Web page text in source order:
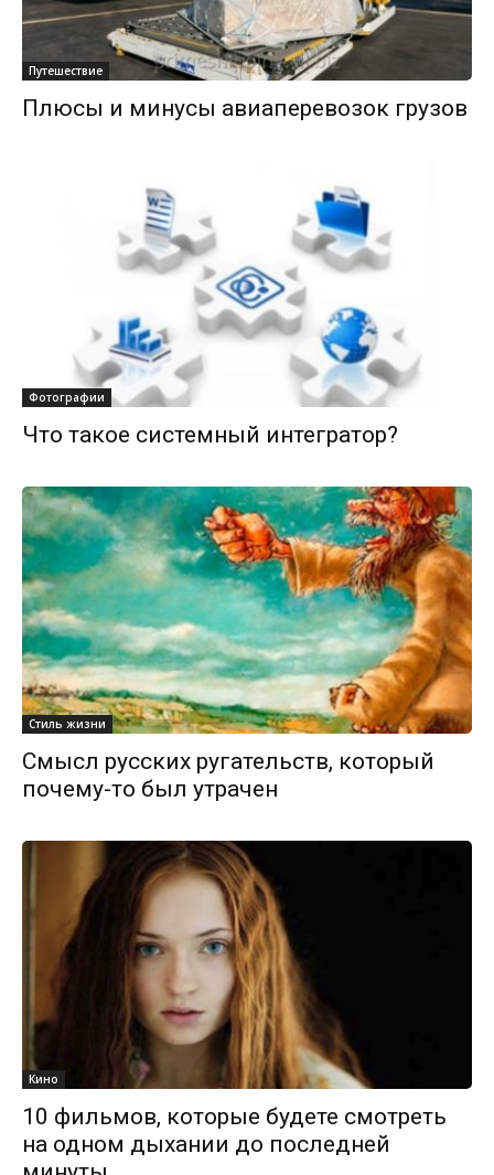
Путешествие
Плюсы и минусы авиаперевозок грузов
Фотографии
Что такое системный интегратор?
Стиль жизни
Смысл русских ругательств, который
почему-то был утрачен
Кино
10 фильмов, которые будете смотреть
на одном дыхании до последней